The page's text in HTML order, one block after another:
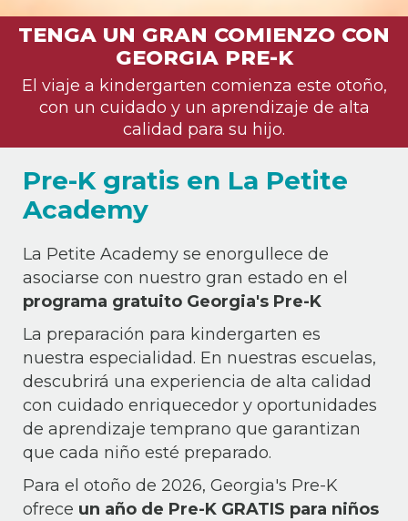
TENGA UN GRAN COMIENZO CON
GEORGIA PRE-K
El viaje a kindergarten comienza este otoño,
con un cuidado y un aprendizaje de alta
calidad para su hijo.
Pre-K gratis en La Petite
Academy
La Petite Academy se enorgullece de
asociarse con nuestro gran estado en el
programa gratuito Georgia's Pre-K
La preparación para kindergarten es
nuestra especialidad. En nuestras escuelas,
descubrirá una experiencia de alta calidad
con cuidado enriquecedor y oportunidades
de aprendizaje temprano que garantizan
que cada niño esté preparado.
Para el otoño de 2026, Georgia's Pre-K
ofrece un año de Pre-K GRATIS para niños